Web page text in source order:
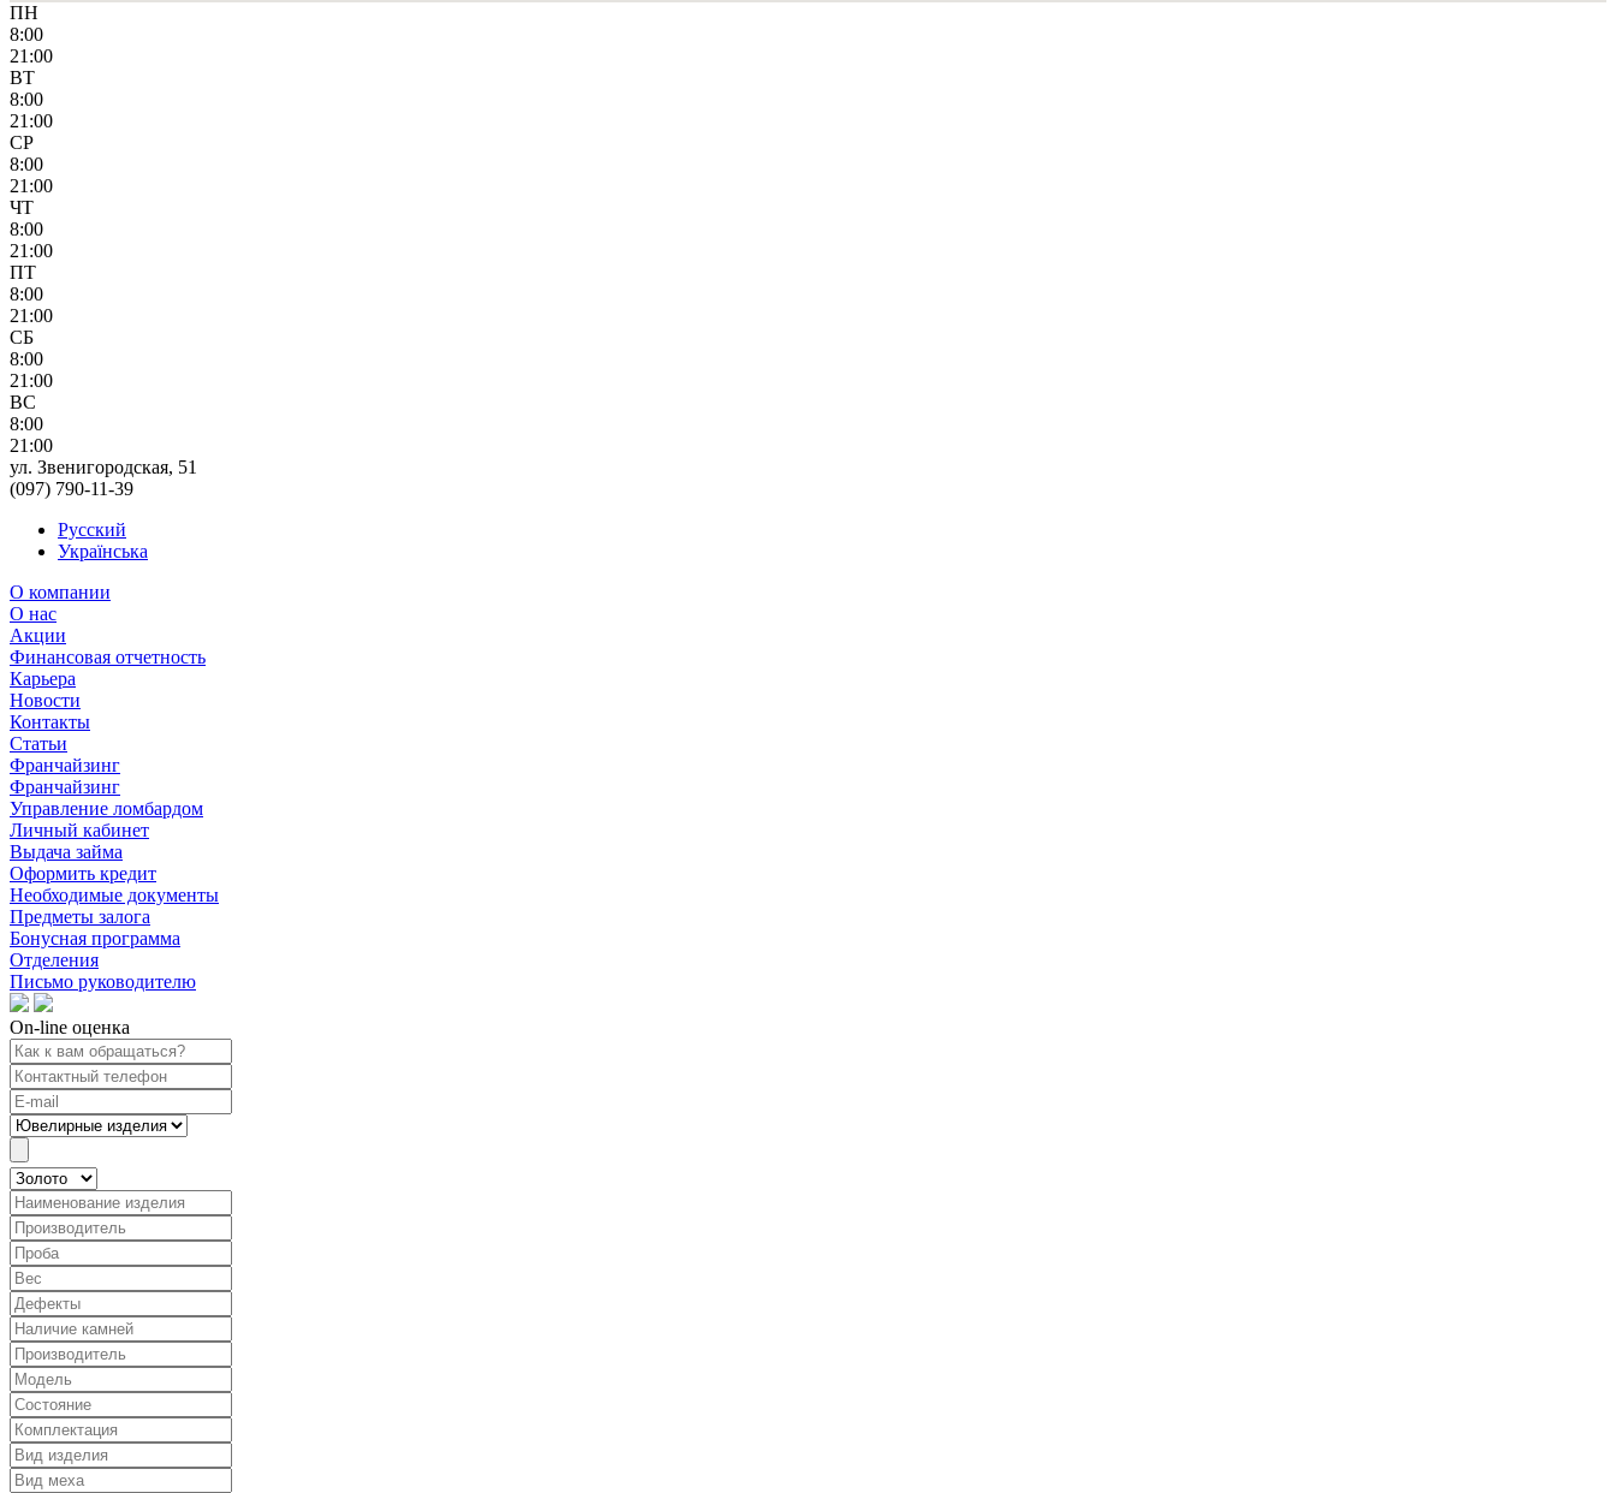
ПН
8:00
21:00
ВТ
8:00
21:00
СР
8:00
21:00
ЧТ
8:00
21:00
ПТ
8:00
21:00
СБ
8:00
21:00
ВС
8:00
21:00
ул. Звенигородская, 51
(097) 790-11-39
Русский
Українська
О компании
О нас
Акции
Финансовая отчетность
Карьера
Новости
Контакты
Статьи
Франчайзинг
Франчайзинг
Управление ломбардом
Личный кабинет
Выдача займа
Оформить кредит
Необходимые документы
Предметы залога
Бонусная программа
Отделения
Письмо руководителю
On-line оценка